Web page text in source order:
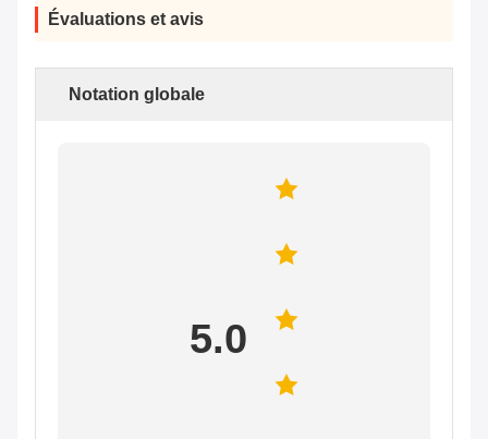
Évaluations et avis
Notation globale
5.0